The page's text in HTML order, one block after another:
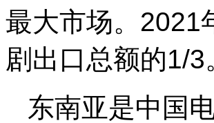
最大市场。2021
剧出口总额的1/3
东南亚是中国